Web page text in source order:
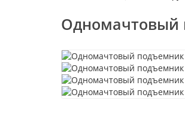
Одномачтовый